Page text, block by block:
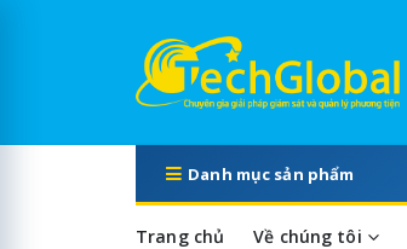
Danh mục sản phẩm
Trang chủ Về chúng tôi